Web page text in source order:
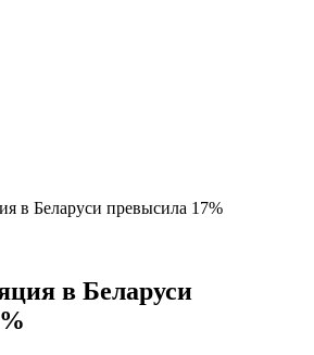
в Беларуси превысила 17%
в Беларуси